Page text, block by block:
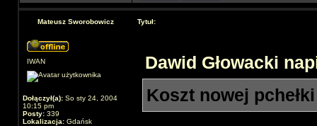
Mateusz Sworobowicz Tytuł:
IWAN
Dołączył(a): So sty 24, 2004
10:15 pm
Posty: 339
Lokalizacja: Gdańsk
Dawid Głowacki
Koszt nowej pchełki